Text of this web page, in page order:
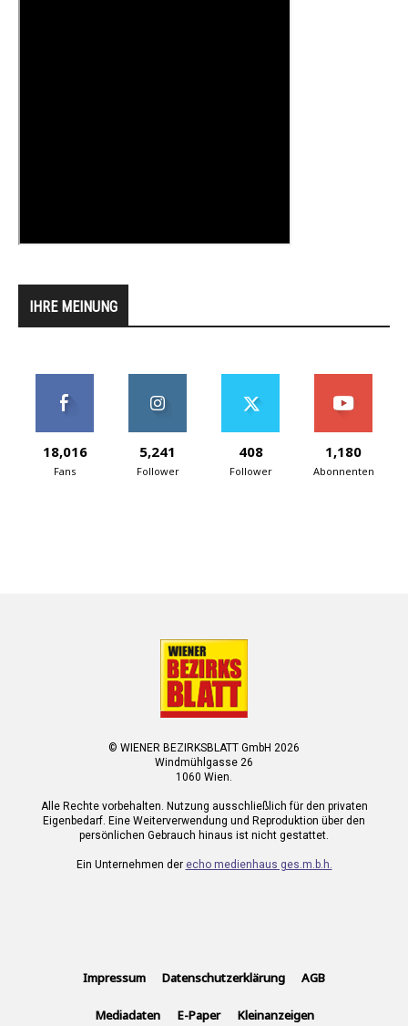
IHRE MEINUNG
18,016
Fans
5,241
Follower
408
Follower
1,180
Abonnenten
© WIENER BEZIRKSBLATT GmbH 2026
Windmühlgasse 26
1060 Wien.
Alle Rechte vorbehalten. Nutzung ausschließlich für den privaten
Eigenbedarf. Eine Weiterverwendung und Reproduktion über den
persönlichen Gebrauch hinaus ist nicht gestattet.
Ein Unternehmen der echo medienhaus ges.m.b.h.
Impressum Datenschutzerklärung AGB
Mediadaten E-Paper Kleinanzeigen